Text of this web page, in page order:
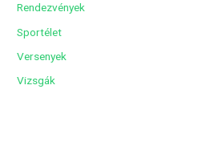
Rendezvények
Sportélet
Versenyek
Vizsgák